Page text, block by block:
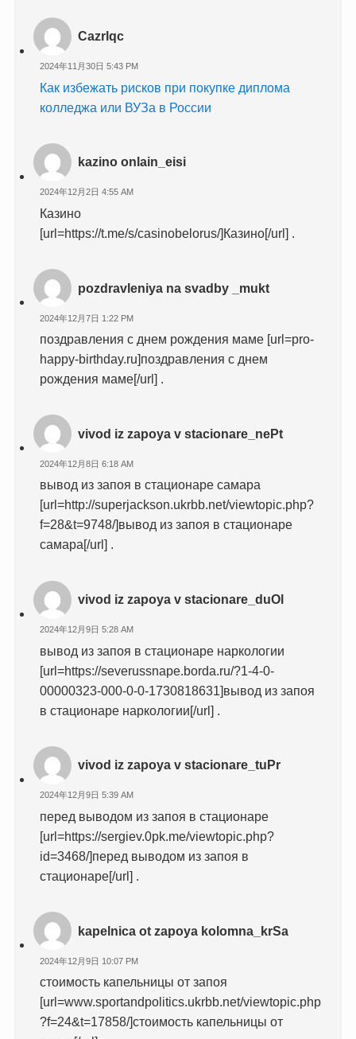
Cazrlqc
2024年11月30日 5:43 PM
Как избежать рисков при покупке диплома
колледжа или ВУЗа в России
kazino onlain_eisi
2024年12月2日 4:55 AM
Казино
[url=https://t.me/s/casinobelorus/]Казино[/url] .
pozdravleniya na svadby _mukt
2024年12月7日 1:22 PM
поздравления с днем рождения маме [url=pro-
happy-birthday.ru]поздравления с днем
рождения маме[/url] .
vivod iz zapoya v stacionare_nePt
2024年12月8日 6:18 AM
вывод из запоя в стационаре самара
[url=http://superjackson.ukrbb.net/viewtopic.php?
f=28&t=9748/]вывод из запоя в стационаре
самара[/url] .
vivod iz zapoya v stacionare_duOl
2024年12月9日 5:28 AM
вывод из запоя в стационаре наркологии
[url=https://severussnape.borda.ru/?1-4-0-
00000323-000-0-0-1730818631]вывод из запоя
в стационаре наркологии[/url] .
vivod iz zapoya v stacionare_tuPr
2024年12月9日 5:39 AM
перед выводом из запоя в стационаре
[url=https://sergiev.0pk.me/viewtopic.php?
id=3468/]перед выводом из запоя в
стационаре[/url] .
kapelnica ot zapoya kolomna_krSa
2024年12月9日 10:07 PM
стоимость капельницы от запоя
[url=www.sportandpolitics.ukrbb.net/viewtopic.php
?f=24&t=17858/]стоимость капельницы от